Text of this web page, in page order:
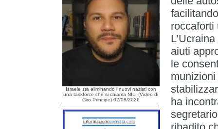
Israele sta eliminando i nuovi nazisti con
una taskforce che si chiama NILI (Video di
Ciro Principe) 02/08/2026
roccaforti
aiuti
le
ha